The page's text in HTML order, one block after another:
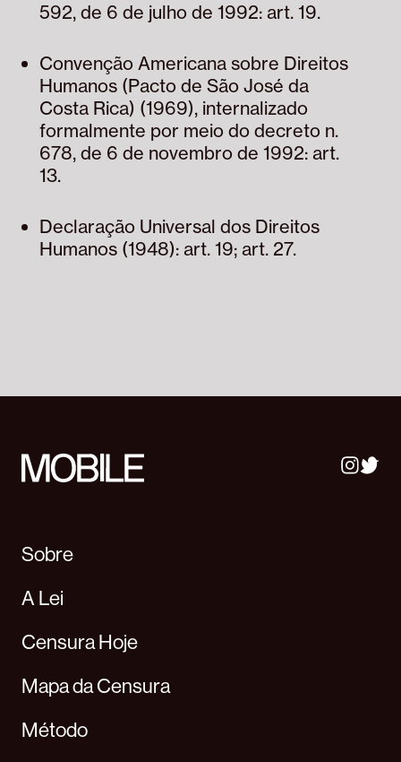
592, de 6 de julho de 1992: art. 19.
Convenção Americana sobre Direitos
Humanos (Pacto de São José da
Costa Rica) (1969), internalizado
formalmente por meio do decreto n.
678, de 6 de novembro de 1992: art.
13.
Declaração Universal dos Direitos
Humanos (1948): art. 19; art. 27.
Sobre
A Lei
Censura Hoje
Mapa da Censura
Método